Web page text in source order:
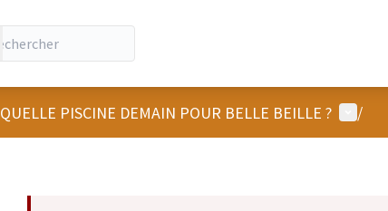
QUELLE PISCINE DEMAIN POUR BELLE BEILLE ? Menu
/